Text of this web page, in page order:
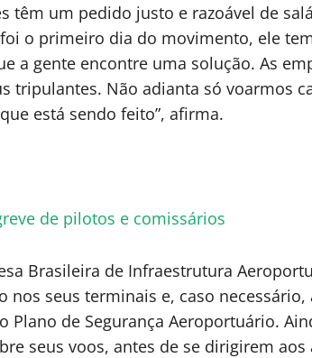
têm um pedido justo e razoável de
o primeiro dia do movimento, ele
a gente encontre uma solução. As
tripulantes. Não adianta só voarmos
está sendo feito”, afirma.
de pilotos e comissários
Brasileira de Infraestrutura
seus terminais e, caso necessário,
Plano de Segurança Aeroportuário.
seus voos, antes de se dirigirem aos